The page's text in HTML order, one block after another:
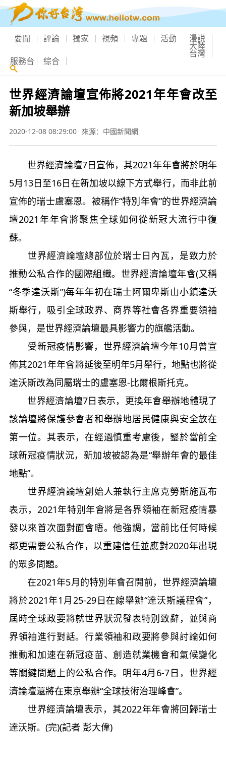
要聞 評論 獨家 視頻 專題 活動 漫説
大陸
台灣
服務台 綜合
世界經濟論壇宣佈將2021年年會改至
新加坡舉辦
2020-12-08 08:29:00 來源：中國新聞網
世界經濟論壇7日宣佈，其2021年年會將於明年
5月13日至16日在新加坡以線下方式舉行，而非此前
宣佈的瑞士盧塞恩。被稱作“特別年會”的世界經濟論
壇2021年年會將聚焦全球如何從新冠大流行中復
蘇。
世界經濟論壇總部位於瑞士日內瓦，是致力於
推動公私合作的國際組織。世界經濟論壇年會(又稱
“冬季達沃斯”)每年年初在瑞士阿爾卑斯山小鎮達沃
斯舉行，吸引全球政界、商界等社會各界重要領袖
參與，是世界經濟論壇最具影響力的旗艦活動。
受新冠疫情影響，世界經濟論壇今年10月曾宣
佈其2021年年會將延後至明年5月舉行，地點也將從
達沃斯改為同屬瑞士的盧塞恩-比爾根斯托克。
世界經濟論壇7日表示，更換年會舉辦地體現了
該論壇將保護參會者和舉辦地居民健康與安全放在
第一位。其表示，在經過慎重考慮後，鋻於當前全
球新冠疫情狀況，新加坡被認為是“舉辦年會的最佳
地點”。
世界經濟論壇創始人兼執行主席克勞斯施瓦布
表示，2021年特別年會將是各界領袖在新冠疫情暴
發以來首次面對面會晤。他強調，當前比任何時候
都更需要公私合作，以重建信任並應對2020年出現
的眾多問題。
在2021年5月的特別年會召開前，世界經濟論壇
將於2021年1月25-29日在線舉辦“達沃斯議程會”，
屆時全球政要將就世界狀況發表特別致辭，並與商
界領袖進行對話。行業領袖和政要將參與討論如何
推動和加速在新冠疫苗、創造就業機會和氣候變化
等關鍵問題上的公私合作。明年4月6-7日，世界經
濟論壇還將在東京舉辦“全球技術治理峰會”。
世界經濟論壇表示，其2022年年會將回歸瑞士
達沃斯。(完)(記者 彭大偉)